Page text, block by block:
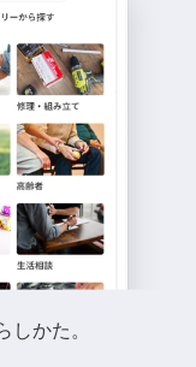
しかた。